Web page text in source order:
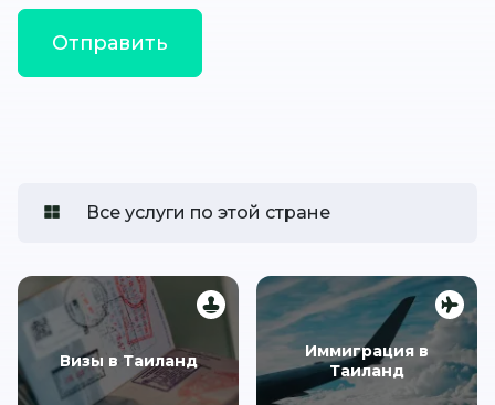
Все услуги по этой стране
Визы в Таиланд
Иммиграция в
Таиланд